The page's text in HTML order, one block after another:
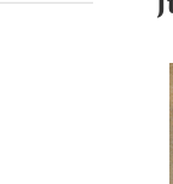
išlieka mūsų
SKAUSMINGAS
balsu,
ligą. Tai drąsus